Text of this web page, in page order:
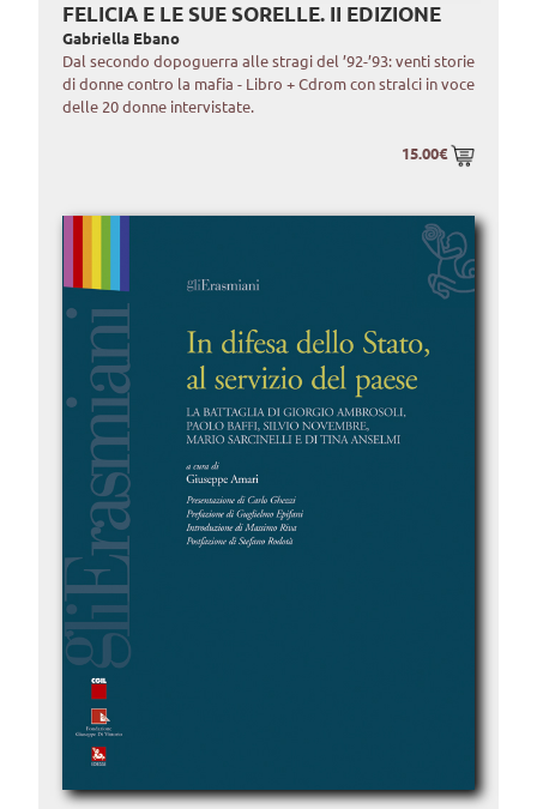
FELICIA E LE SUE SORELLE. II EDIZIONE
Gabriella Ebano
Dal secondo dopoguerra alle stragi del ’92-’93: venti storie
di donne contro la mafia - Libro + Cdrom con stralci in voce
delle 20 donne intervistate.
15.00€